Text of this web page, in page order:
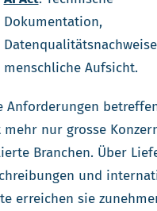
Dokumentation,
menschliche Aufsicht.
Anforderungen
mehr nur grosse
Branchen. Über
und
erreichen sie